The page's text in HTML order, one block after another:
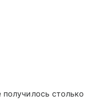
столько